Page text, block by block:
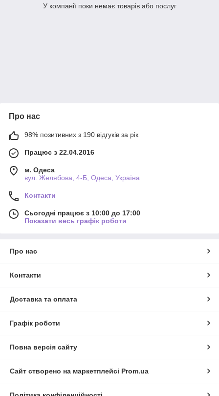
У компанії поки немає товарів або послуг
Про нас
98% позитивних з 190 відгуків за рік
Працює з 22.04.2016
м. Одеса
вул. Желябова, 4-Б, Одеса, Україна
Контакти
Сьогодні працює з 10:00 до 17:00
Показати весь графік роботи
Про нас
Контакти
Доставка та оплата
Графік роботи
Повна версія сайту
Сайт створено на маркетплейсі Prom.ua